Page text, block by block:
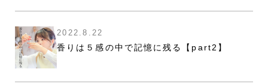
2022.8.22
香りは５感の中で記憶に残る【part2】